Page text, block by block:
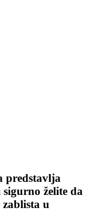
predstavlja
želite da
u